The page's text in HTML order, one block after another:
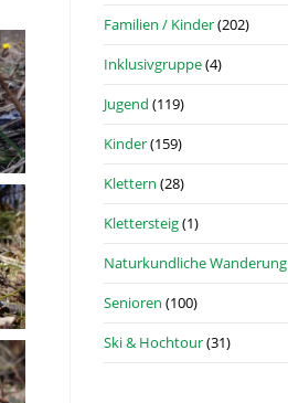
Familien / Kinder(202)
Inklusivgruppe(4)
Jugend (119)
Kinder(159)
Klettern (28)
Klettersteig(1)
Naturkundliche Wanderung
Senioren (100)
Ski & Hochtour(31)